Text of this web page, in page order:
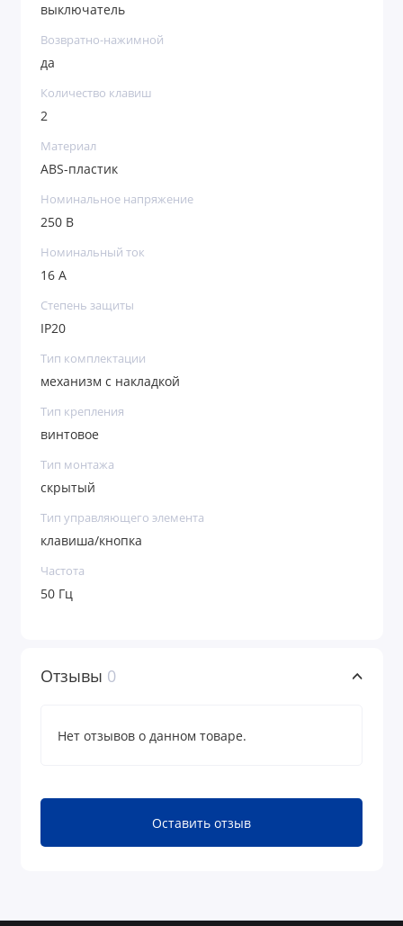
выключатель
Возвратно-нажимной
да
Количество клавиш
2
Материал
ABS-пластик
Номинальное напряжение
250 В
Номинальный ток
16 А
Степень защиты
IP20
Тип комплектации
механизм с накладкой
Тип крепления
винтовое
Тип монтажа
скрытый
Тип управляющего элемента
клавиша/кнопка
Частота
50 Гц
Отзывы 0
Нет отзывов о данном товаре.
Оставить отзыв